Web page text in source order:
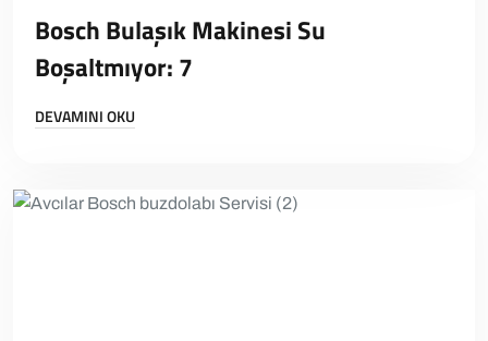
Bosch Bulaşık Makinesi Su
Boşaltmıyor: 7
DEVAMINI OKU